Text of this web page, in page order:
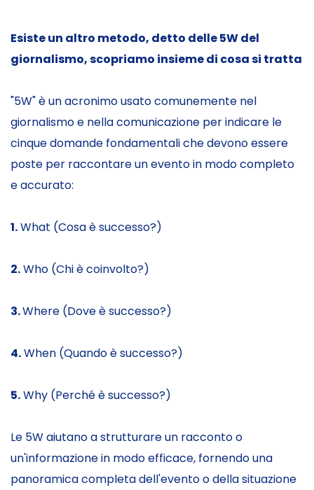
Esiste un altro metodo, detto delle 5W del
giornalismo, scopriamo insieme di cosa si tratta
"5W" è un acronimo usato comunemente nel
giornalismo e nella comunicazione per indicare le
cinque domande fondamentali che devono essere
poste per raccontare un evento in modo completo
e accurato:
1.What (Cosa è successo?)
2.Who (Chi è coinvolto?)
3.Where (Dove è successo?)
4.When (Quando è successo?)
5.Why (Perché è successo?)
Le 5W aiutano a strutturare un racconto o
un'informazione in modo efficace, fornendo una
panoramica completa dell'evento o della situazione